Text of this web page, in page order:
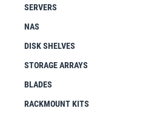
SERVERS
NAS
DISK SHELVES
STORAGE ARRAYS
BLADES
RACKMOUNT KITS